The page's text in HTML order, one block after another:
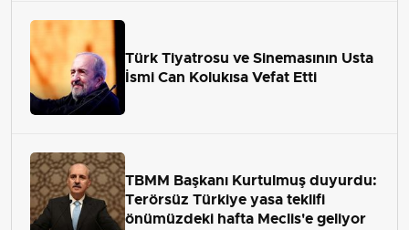
Türk Tiyatrosu ve Sinemasının Usta
İsmi Can Kolukısa Vefat Etti
TBMM Başkanı Kurtulmuş duyurdu:
Terörsüz Türkiye yasa teklifi
önümüzdeki hafta Meclis'e geliyor